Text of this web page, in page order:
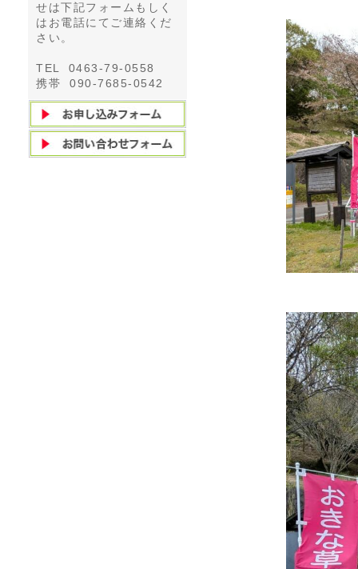
せは下記フォームもしく
はお電話にてご連絡くだ
さい。
TEL 0463-79-0558
携帯 090-7685-0542